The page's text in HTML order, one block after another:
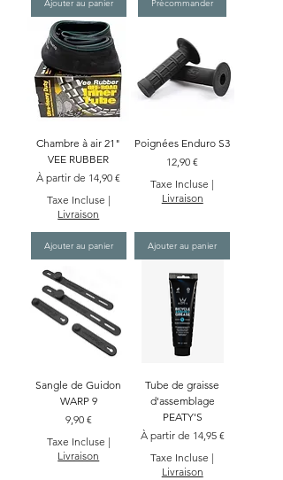
Ajouter au panier Précommander
Chambre à air 21"
VEE RUBBER
À partir de 14,90 €
Prix promotionnel
Taxe Incluse |
Livraison
Ajouter au panier
Poignées Enduro S3
Prix
12,90 €
Taxe Incluse |
Livraison
Ajouter au panier
Sangle de Guidon
WARP 9
Prix
9,90 €
Taxe Incluse |
Livraison
Tube de graisse
d'assemblage
PEATY'S
À partir de 14,95 €
Prix promotionnel
Taxe Incluse |
Livraison